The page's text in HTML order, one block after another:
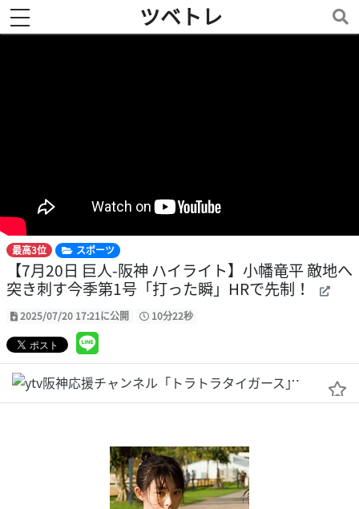
toggle navigation ツベトレ
最高3位 スポーツ
【7月20日 巨人-阪神 ハイライト】小幡竜平 敵地へ
突き刺す今季第1号「打った瞬」HRで先制！
2025/07/20 17:21に公開 10分22秒
ytv阪神応